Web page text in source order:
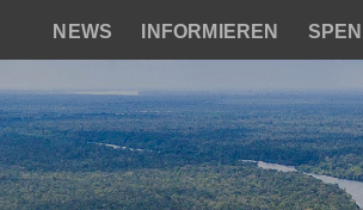
Hauptnavigation
NEWS INFORMIEREN